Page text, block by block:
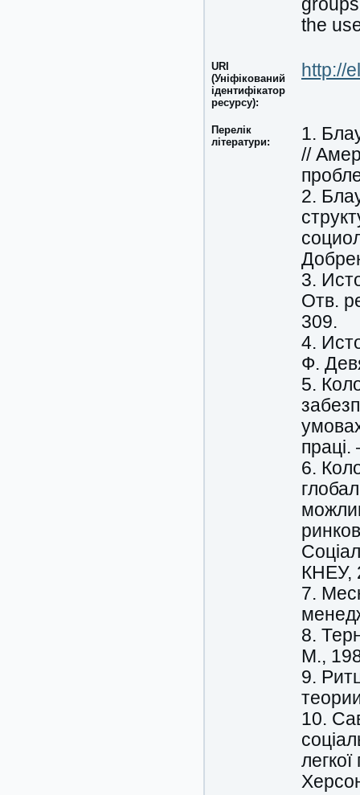
the
URI
(Уніфікований
ідентифікатор
ресурсу):
http://
Перелік
літератури:
1.
//
2.
3.
Отв.
309.
4.
Ф.
5.
6.
КНЕУ,
7.
8.
М.,
9.
10.